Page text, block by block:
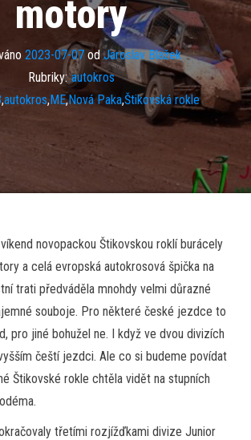
motory
2023-07-07odJaroslav Blažek
Rubriky: autokros
,autokros,ME,Nová Paka,Štikovská rokle
novopackou Štikovskou roklí burácely
a celá evropská autokrosová špička na
trati předváděla mnohdy velmi důrazné
souboje. Pro některé české jezdce to
pro jiné bohužel ne. I když ve dvou divizích
čeští jezdci. Ale co si budeme povídat
Štikovské rokle chtěla vidět na stupních
třetími rozjížďkami divize Junior